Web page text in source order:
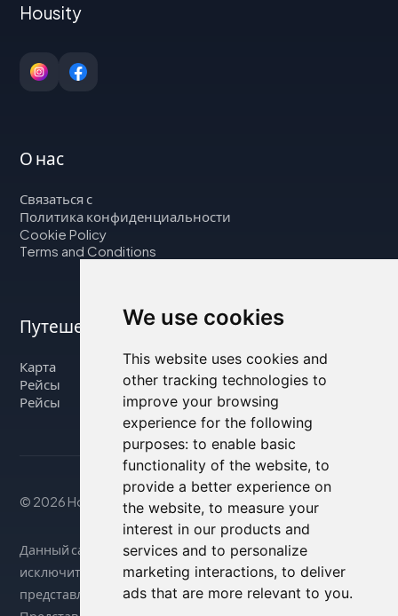
We use cookies
This website uses cookies and
other tracking technologies to
improve your browsing
experience for the following
purposes: to enable basic
functionality of the website, to
provide a better experience on
the website, to measure your
interest in our products and
services and to personalize
marketing interactions, to deliver
ads that are more relevant to you.
Housity
О нас
Связаться с
Политика конфиденциальности
Cookie Policy
Terms and Conditions
Путешествуйте с нами
Карта
Рейсы
Рейсы
© 2026 Housity.net
Данный сайт предоставляет информацию
исключительно в справочных целях и никак не связан с
представленными на нем объектами размещения.